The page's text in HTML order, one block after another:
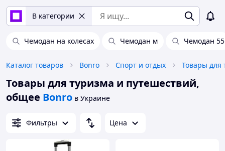
В категории
Чемодан на колесах Чемодан м Чемодан 55
Каталог товаров Bonro Спорт и отдых Товары для
Товары для туризма и путешествий,
общее Bonro в Украине
Фильтры Цена